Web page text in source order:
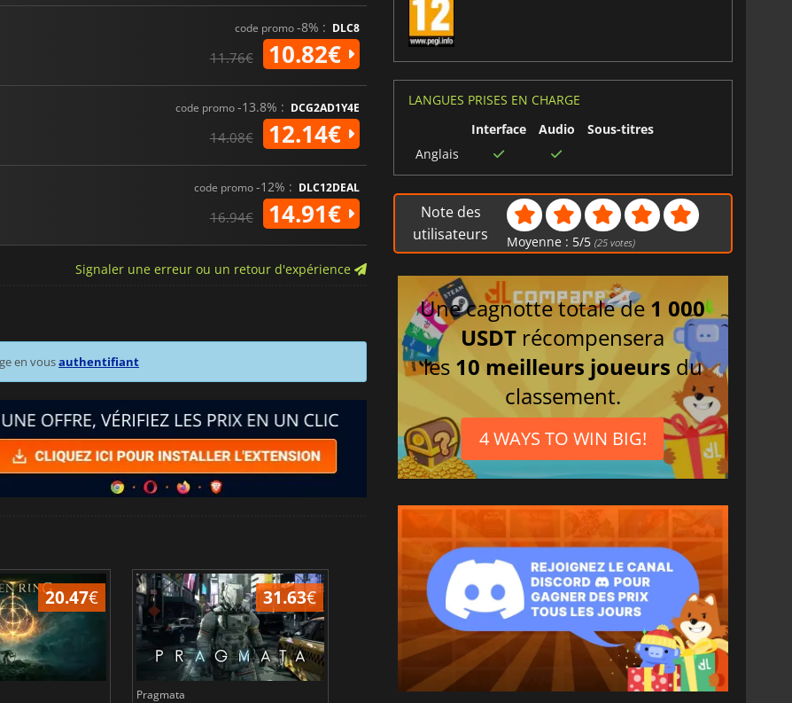
code promo-8% : DLC8
11.76€ 10.82€
code promo-13.8% : DCG2AD1Y4E
14.08€ 12.14€
code promo-12% : DLC12DEAL
16.94€ 14.91€
Signaler une erreur ou un retour d'expérience
en vousauthentifiant
20.47€ 31.63€
Pragmata
6.75€
Total War WARHAMMER 3
15.48
Lies Of P
LANGUES PRISES EN CHARGE
Interface
Audio
Sous-titres
Anglais
Note des
utilisateurs
Moyenne : 5/5 (25 votes)
Une cagnotte totale de 1 000
USDT récompensera
les 10 meilleurs joueurs du
classement.
4 WAYS TO WIN BIG!